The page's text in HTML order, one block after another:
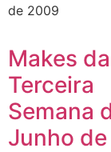
de 2009
Makes da
Terceira
Semana
Junho